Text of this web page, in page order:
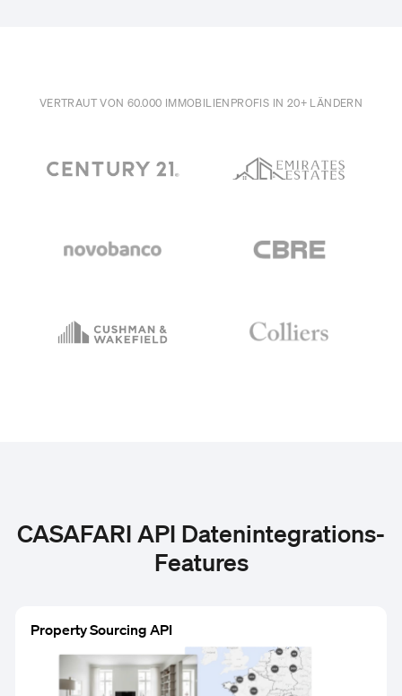
VERTRAUT VON 60.000 IMMOBILIENPROFIS IN 20+ LÄNDERN
CASAFARI API Datenintegrations-
Features
Property Sourcing API